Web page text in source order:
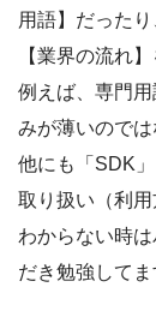
用語】だったり
【業界の流れ
例えば、専門
みが薄いのでは
他にも「SDK
取り扱い（利用
わからない時
だき勉強してま